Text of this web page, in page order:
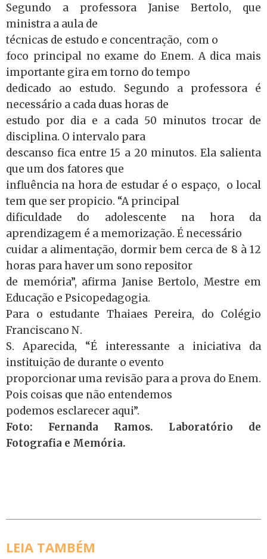
Segundo a professora Janise Bertolo, que
ministra a aula de
técnicas de estudo e concentração, com o
foco principal no exame do Enem. A dica mais
importante gira em torno do tempo
dedicado ao estudo. Segundo a professora é
necessário a cada duas horas de
estudo por dia e a cada 50 minutos trocar de
disciplina. O intervalo para
descanso fica entre 15 a 20 minutos. Ela salienta
que um dos fatores que
influência na hora de estudar é o espaço, o local
tem que ser propicio. “A principal
dificuldade do adolescente na hora da
aprendizagem é a memorização. É necessário
cuidar a alimentação, dormir bem cerca de 8 à 12
horas para haver um sono repositor
de memória”, afirma Janise Bertolo, Mestre em
Educação e Psicopedagogia.
Para o estudante Thaiaes Pereira, do Colégio
Franciscano N.
S. Aparecida, “É interessante a iniciativa da
instituição de durante o evento
proporcionar uma revisão para a prova do Enem.
Pois coisas que não entendemos
podemos esclarecer aqui”.
Foto: Fernanda Ramos. Laboratório de
Fotografia e Memória.
LEIA TAMBÉM